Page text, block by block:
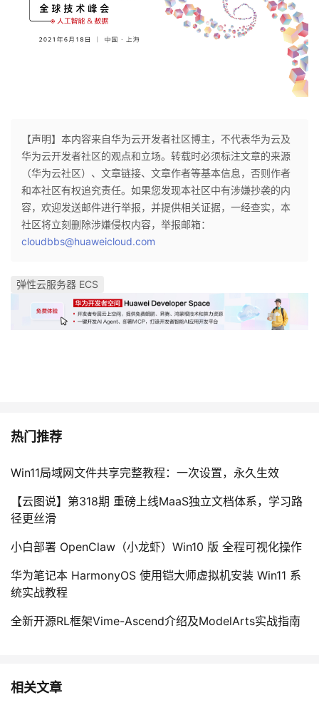
【声明】本内容来自华为云开发者社区博主，不代表华为云及
华为云开发者社区的观点和立场。转载时必须标注文章的来源
（华为云社区）、文章链接、文章作者等基本信息，否则作者
和本社区有权追究责任。如果您发现本社区中有涉嫌抄袭的内
容，欢迎发送邮件进行举报，并提供相关证据，一经查实，本
社区将立刻删除涉嫌侵权内容，举报邮箱：
cloudbbs@huaweicloud.com
弹性云服务器 ECS
热门推荐
Win11局域网文件共享完整教程：一次设置，永久生效
【云图说】第318期 重磅上线MaaS独立文档体系，学习路
径更丝滑
小白部署 OpenClaw（小龙虾）Win10 版 全程可视化操作
华为笔记本 HarmonyOS 使用铠大师虚拟机安装 Win11 系
统实战教程
全新开源RL框架Vime-Ascend介绍及ModelArts实战指南
相关文章